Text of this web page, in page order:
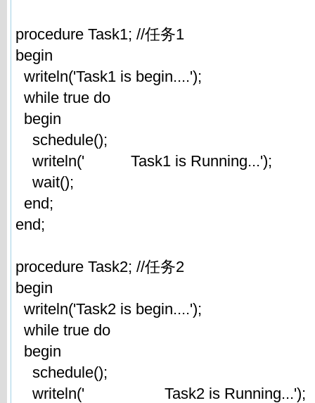
procedure Task1; //任务1
begin
writeln('Task1 is begin....');
while true do
begin
schedule();
writeln(' Task1 is Running...');
wait();
end;
end;
procedure Task2; //任务2
begin
writeln('Task2 is begin....');
while true do
begin
schedule();
writeln(' Task2 is Running...');